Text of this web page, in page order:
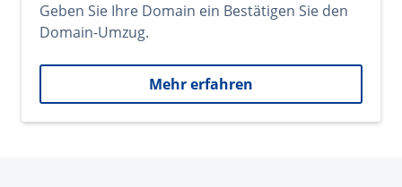
Geben Sie Ihre Domain ein Bestätigen Sie den
Domain-Umzug.
Mehr erfahren